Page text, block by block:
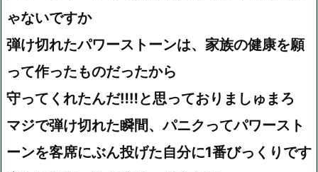
ゃないですか
弾け切れたパワーストーンは、家族の健康を願
って作ったものだったから
守ってくれたんだ‼‼と思っておりましゅまろ
マジで弾け切れた瞬間、パニクってパワースト
ーンを客席にぶん投げた自分に1番びっくりです